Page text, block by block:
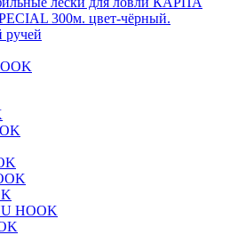
300м. цвет-чёрный.
ручей
HOOK